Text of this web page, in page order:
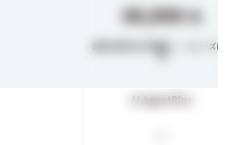
80,000
言葉の意味をAIが解釈し、スムーズに回
答
AI AgentPlus